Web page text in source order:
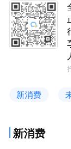
新消费
新消费